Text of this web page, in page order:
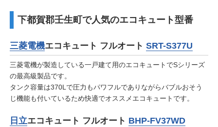
下都賀郡壬生町で人気のエコキュート型番
三菱電機エコキュート フルオート SRT-S377U
三菱電機が製造している一戸建て用のエコキュートでSシリーズ
の最高級製品です。
タンク容量は370Lで圧力もパワフルでありながらバブルおそう
じ機能も付いているため快適でオススメエコキュートです。
日立エコキュート フルオート BHP-FV37WD